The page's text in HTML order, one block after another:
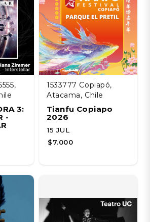
3:
-
1533777 Copiapó,
Atacama, Chile
Tianfu Copiapo
2026
15 JUL
$7.000